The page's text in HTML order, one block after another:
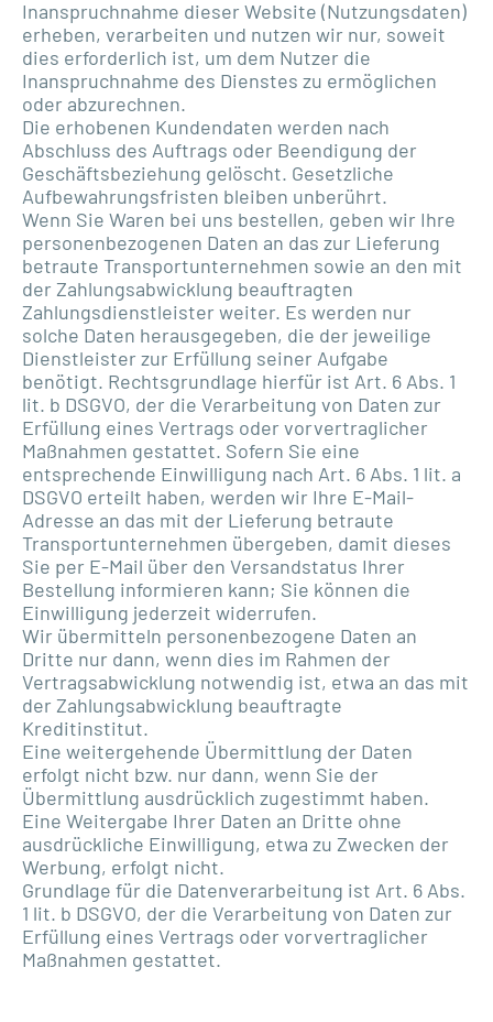
Inanspruchnahme dieser Website (Nutzungsdaten)
erheben, verarbeiten und nutzen wir nur, soweit
dies erforderlich ist, um dem Nutzer die
Inanspruchnahme des Dienstes zu ermöglichen
oder abzurechnen.
Die erhobenen Kundendaten werden nach
Abschluss des Auftrags oder Beendigung der
Geschäftsbeziehung gelöscht. Gesetzliche
Aufbewahrungsfristen bleiben unberührt.
Wenn Sie Waren bei uns bestellen, geben wir Ihre
personenbezogenen Daten an das zur Lieferung
betraute Transportunternehmen sowie an den mit
der Zahlungsabwicklung beauftragten
Zahlungsdienstleister weiter. Es werden nur
solche Daten herausgegeben, die der jeweilige
Dienstleister zur Erfüllung seiner Aufgabe
benötigt. Rechtsgrundlage hierfür ist Art. 6 Abs. 1
lit. b DSGVO, der die Verarbeitung von Daten zur
Erfüllung eines Vertrags oder vorvertraglicher
Maßnahmen gestattet. Sofern Sie eine
entsprechende Einwilligung nach Art. 6 Abs. 1 lit. a
DSGVO erteilt haben, werden wir Ihre E-Mail-
Adresse an das mit der Lieferung betraute
Transportunternehmen übergeben, damit dieses
Sie per E-Mail über den Versandstatus Ihrer
Bestellung informieren kann; Sie können die
Einwilligung jederzeit widerrufen.
Wir übermitteln personenbezogene Daten an
Dritte nur dann, wenn dies im Rahmen der
Vertragsabwicklung notwendig ist, etwa an das mit
der Zahlungsabwicklung beauftragte
Kreditinstitut.
Eine weitergehende Übermittlung der Daten
erfolgt nicht bzw. nur dann, wenn Sie der
Übermittlung ausdrücklich zugestimmt haben.
Eine Weitergabe Ihrer Daten an Dritte ohne
ausdrückliche Einwilligung, etwa zu Zwecken der
Werbung, erfolgt nicht.
Grundlage für die Datenverarbeitung ist Art. 6 Abs.
1 lit. b DSGVO, der die Verarbeitung von Daten zur
Erfüllung eines Vertrags oder vorvertraglicher
Maßnahmen gestattet.